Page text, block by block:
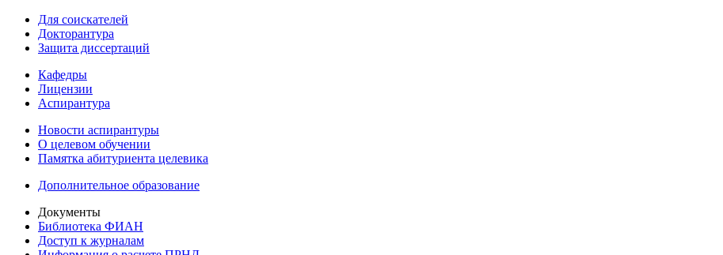
Для соискателей
Докторантура
Защита диссертаций
Кафедры
Лицензии
Аспирантура
Новости аспирантуры
О целевом обучении
Памятка абитуриента целевика
Дополнительное образование
Документы
Библиотека ФИАН
Доступ к журналам